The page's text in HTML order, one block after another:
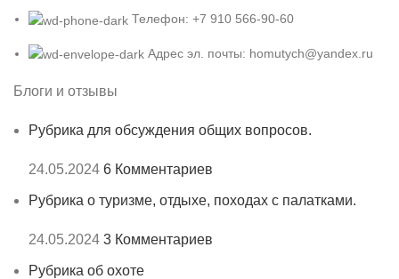
Телефон: +7 910 566-90-60
Адрес эл. почты: homutych@yandex.ru
Блоги и отзывы
Рубрика для обсуждения общих вопросов.
24.05.2024 6 Комментариев
Рубрика о туризме, отдыхе, походах с палатками.
24.05.2024 3 Комментариев
Рубрика об охоте